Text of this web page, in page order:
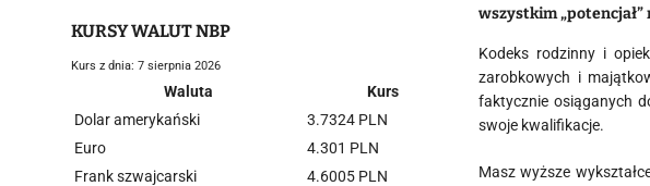
wszystkim „potencjał”
Kodeks rodzinny i
zarobkowych i
faktycznie osiąganych
swoje kwalifikacje.
Masz wyższe
KURSY WALUT NBP
Kurs z dnia: 7 sierpnia 2026
Waluta
Kurs
Dolar amerykański
3.7324 PLN
Euro
4.301 PLN
Frank szwajcarski
4.6005 PLN